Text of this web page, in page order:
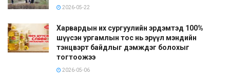
2026-05-22
Харвардын их сургуулийн эрдэмтэд 100%
шүүсэн ургамлын тос нь эрүүл мэндийн
тэнцвэрт байдлыг дэмждэг болохыг
тогтоожээ
2026-05-06